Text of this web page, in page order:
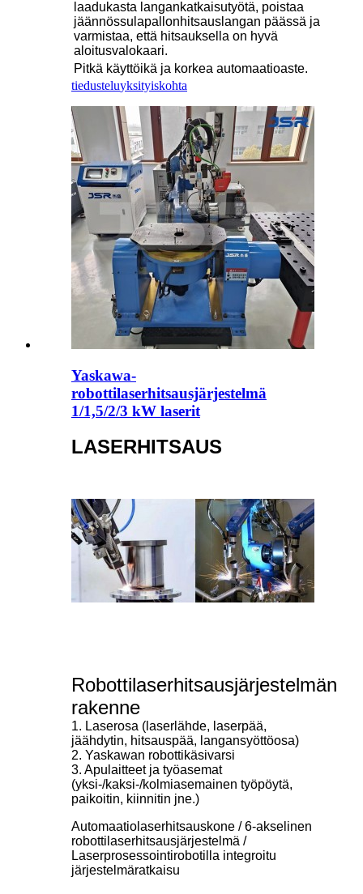
laadukasta langankatkaisutyötä, poistaa
jäännössulapallonhitsauslangan päässä ja
varmistaa, että hitsauksella on hyvä
aloitusvalokaari.
Pitkä käyttöikä ja korkea automaatioaste.
tiedusteluyksityiskohta
Yaskawa-
robottilaserhitsausjärjestelmä
1/1,5/2/3 kW laserit
LASERHITSAUS
Robottilaserhitsausjärjestelmän
rakenne
1. Laserosa (laserlähde, laserpää,
jäähdytin, hitsauspää, langansyöttöosa)
2. Yaskawan robottikäsivarsi
3. Apulaitteet ja työasemat
(yksi-/kaksi-/kolmiasemainen työpöytä,
paikoitin, kiinnitin jne.)
Automaatiolaserhitsauskone / 6-akselinen
robottilaserhitsausjärjestelmä /
Laserprosessointirobotilla integroitu
järjestelmäratkaisu